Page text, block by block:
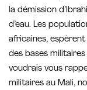
la démission
d’eau. Les
africaines,
des bases
voudrais vous
militaires au Mali,